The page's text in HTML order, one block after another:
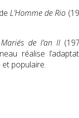
L’Homme de Rio
de l’an II
réalise
populaire.